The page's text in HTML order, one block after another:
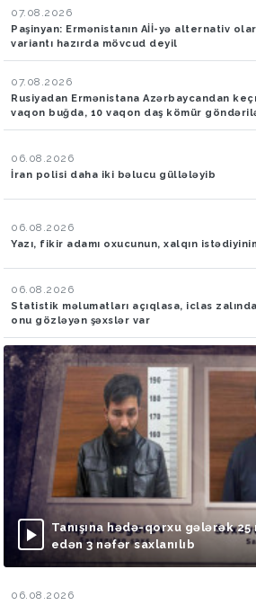
07.08.2026
Paşinyan: Ermənistanın Aİİ-yə alternativ olaraq Aİ üzvlüyü
variantı hazırda mövcud deyil
07.08.2026
Rusiyadan Ermənistana Azərbaycandan
vaqon buğda, 10 vaqon daş kömür
06.08.2026
İran polisi daha iki bəlucu güllələyib
06.08.2026
Yazı, fikir adamı oxucunun, xalqın
06.08.2026
Statistik məlumatları açıqlasa, iclas
onu gözləyən şəxslər var
Tanışına hədə-qorxu gələrək
edən 3 nəfər saxlanılıb
06.08.2026